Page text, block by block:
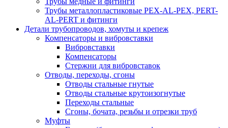
Трубы металлопластиковые PEX-AL-PEX, PERT-
AL-PERT и фитинги
Детали трубопроводов, хомуты и крепеж
Компенсаторы и вибровставки
Вибровставки
Компенсаторы
Стержни для вибровставок
Отводы, переходы, сгоны
Отводы стальные гнутые
Отводы стальные крутоизогнутые
Переходы стальные
Сгоны, бочата, резьбы и отрезки труб
Муфты